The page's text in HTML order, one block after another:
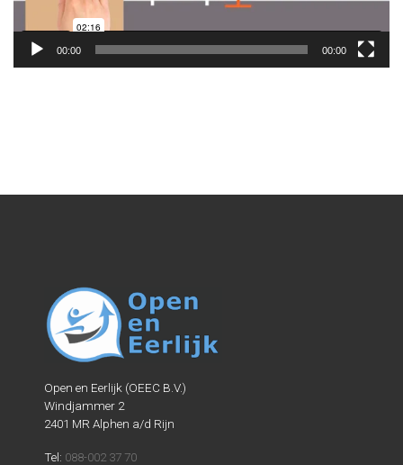
00:00 00:00
Open en Eerlijk (OEEC B.V.)
Windjammer 2
2401 MR Alphen a/d Rijn
Tel: 088-002 37 70